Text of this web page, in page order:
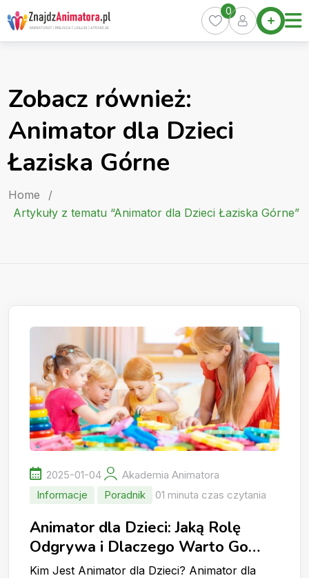
Skip
to
content
Home
Oferty
Kurs
0
Zobacz również:
Animator dla Dzieci
Łaziska Górne
Home
/
Artykuły z tematu “Animator dla Dzieci Łaziska Górne”
2025-01-04
Akademia Animatora
Informacje
Poradnik 01 minuta czas czytania
Animator dla Dzieci: Jaką Rolę
Odgrywa i Dlaczego Warto Go
Wynająć?
Kim Jest Animator dla Dzieci? Animator dla